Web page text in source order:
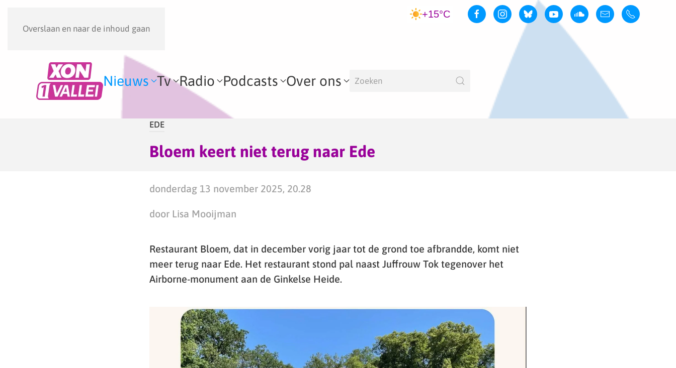
Overslaan en naar de inhoud gaan
+15°C
Nieuws Tv Radio Podcasts Over ons
EDE
Bloem keert niet terug naar Ede
donderdag 13 november 2025, 20.28
door Lisa Mooijman
Restaurant Bloem, dat in december vorig jaar tot de grond toe afbrandde, komt niet
meer terug naar Ede. Het restaurant stond pal naast Juffrouw Tok tegenover het
Airborne-monument aan de Ginkelse Heide.